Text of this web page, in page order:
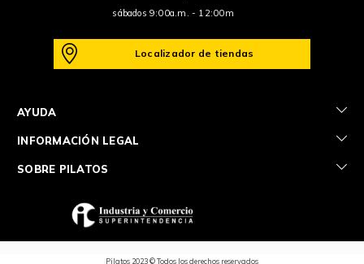
sábados 9:00a.m. - 12:00m
Localizador de tiendas
AYUDA +
INFORMACIÓN LEGAL +
SOBRE PILATOS +
Pilatos 2023 © Todos los derechos reservados